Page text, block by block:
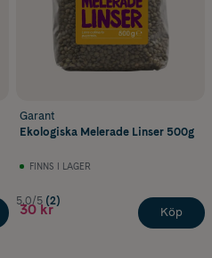
Garant
Ekologiska Melerade Linser 500g
FINNS I LAGER
5.0/5 (2)
30 kr Köp